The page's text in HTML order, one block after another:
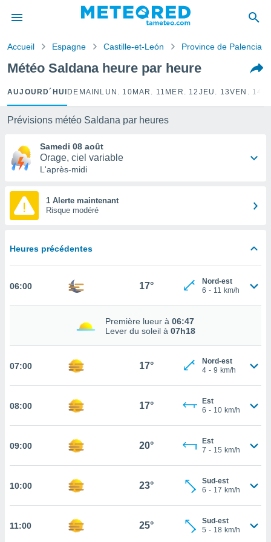
de
a
Vous
et
par le
de
et
PARAMÈTRES
Accueil Espagne Castille-et-León Province de Palencia
Météo Saldana heure par heure
AUJOURD´HUI DEMAIN LUN. 10 MAR. 11 MER. 12 JEU. 13VEN. 14
Prévisions météo Saldana par heures
Samedi 08 août
Orage, ciel variable
L'après-midi
1 Alerte maintenant
Risque modéré
Heures précédentes
06:00 17°
Nord-est
6 - 11 km/h
Première lueur à 06:47
Lever du soleil à 07h18
07:00 17°
Nord-est
4 - 9 km/h
08:00 17°
Est
6 - 10 km/h
09:00 20°
Est
7 - 15 km/h
10:00 23°
Sud-est
6 - 17 km/h
11:00 25°
Sud-est
5 - 18 km/h